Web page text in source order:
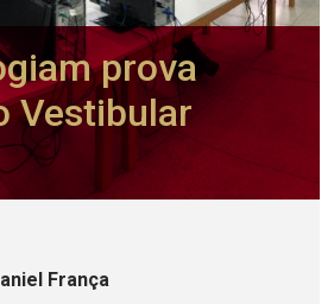
prova
Vestibular
França